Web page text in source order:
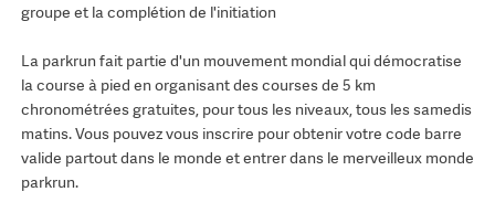
groupe et la complétion de l'initiation
La parkrun fait partie d'un mouvement mondial qui démocratise
la course à pied en organisant des courses de 5 km
chronométrées gratuites, pour tous les niveaux, tous les samedis
matins. Vous pouvez vous inscrire pour obtenir votre code barre
valide partout dans le monde et entrer dans le merveilleux monde
parkrun.